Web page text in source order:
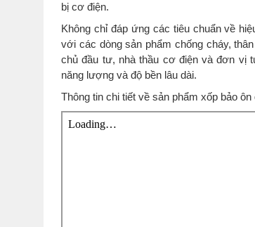
bị cơ điện.
Không chỉ đáp ứng các tiêu chuẩn về
với các dòng sản phẩm chống cháy,
chủ đầu tư, nhà thầu cơ điện và đơn vị
năng lượng và độ bền lâu dài.
Thông tin chi tiết về sản phẩm xốp bảo